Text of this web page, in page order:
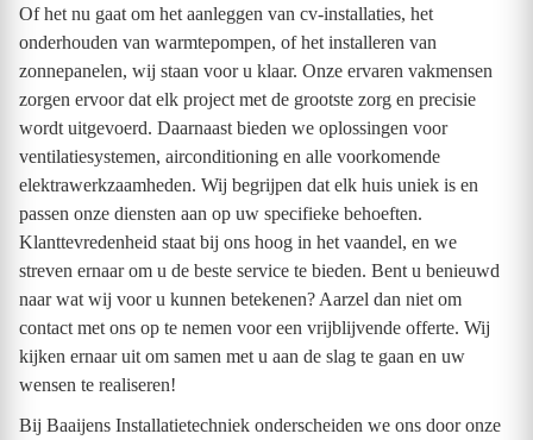
Of het nu gaat om het aanleggen van cv-installaties, het
onderhouden van warmtepompen, of het installeren van
zonnepanelen, wij staan voor u klaar. Onze ervaren vakmensen
zorgen ervoor dat elk project met de grootste zorg en precisie
wordt uitgevoerd. Daarnaast bieden we oplossingen voor
ventilatiesystemen, airconditioning en alle voorkomende
elektrawerkzaamheden. Wij begrijpen dat elk huis uniek is en
passen onze diensten aan op uw specifieke behoeften.
Klanttevredenheid staat bij ons hoog in het vaandel, en we
streven ernaar om u de beste service te bieden. Bent u benieuwd
naar wat wij voor u kunnen betekenen? Aarzel dan niet om
contact met ons op te nemen voor een vrijblijvende offerte. Wij
kijken ernaar uit om samen met u aan de slag te gaan en uw
wensen te realiseren!
Bij Baaijens Installatietechniek onderscheiden we ons door onze